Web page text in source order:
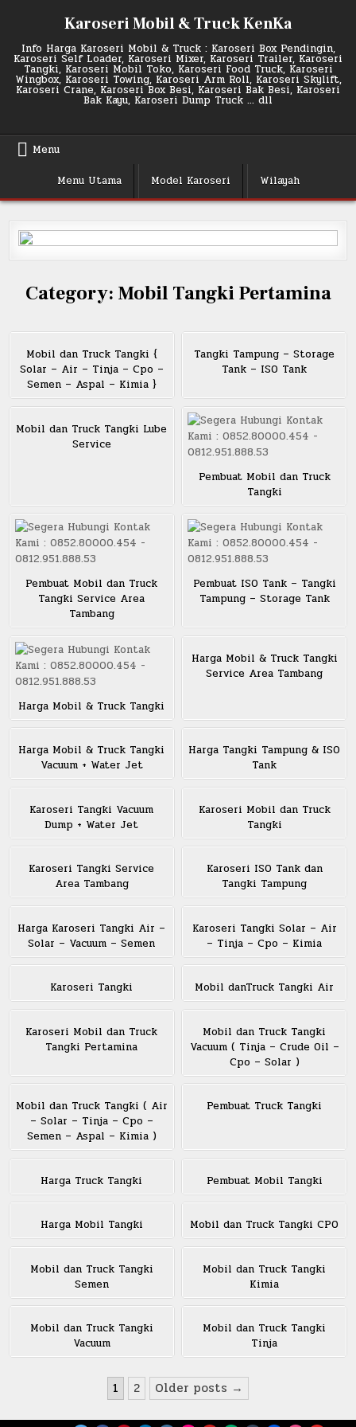
Karoseri Mobil & Truck KenKa
Info Harga Karoseri Mobil & Truck : Karoseri Box Pendingin,
Karoseri Self Loader, Karoseri Mixer, Karoseri Trailer, Karoseri
Tangki, Karoseri Mobil Toko, Karoseri Food Truck, Karoseri
Wingbox, Karoseri Towing, Karoseri Arm Roll, Karoseri Skylift,
Karoseri Crane, Karoseri Box Besi, Karoseri Bak Besi, Karoseri
Bak Kayu, Karoseri Dump Truck … dll
Menu
Menu Utama
Model Karoseri Wilayah
Category: Mobil Tangki Pertamina
Mobil dan Truck Tangki {
Solar – Air – Tinja – Cpo –
Semen – Aspal – Kimia }
Tangki Tampung – Storage
Tank – ISO Tank
Mobil dan Truck Tangki Lube
Service
Pembuat Mobil dan Truck
Tangki
Pembuat Mobil dan Truck
Tangki Service Area
Tambang
Pembuat ISO Tank – Tangki
Tampung – Storage Tank
Harga Mobil & Truck Tangki
Harga Mobil & Truck Tangki
Service Area Tambang
Harga Mobil & Truck Tangki
Vacuum + Water Jet
Harga Tangki Tampung & ISO
Tank
Karoseri Tangki Vacuum
Dump + Water Jet
Karoseri Mobil dan Truck
Tangki
Karoseri Tangki Service
Area Tambang
Karoseri ISO Tank dan
Tangki Tampung
Harga Karoseri Tangki Air –
Solar – Vacuum – Semen
Karoseri Tangki Solar – Air
– Tinja – Cpo – Kimia
Karoseri Tangki Mobil danTruck Tangki Air
Karoseri Mobil dan Truck
Tangki Pertamina
Mobil dan Truck Tangki
Vacuum ( Tinja – Crude Oil –
Cpo – Solar )
Mobil dan Truck Tangki ( Air
– Solar – Tinja – Cpo –
Semen – Aspal – Kimia )
Pembuat Truck Tangki
Harga Truck Tangki Pembuat Mobil Tangki
Harga Mobil Tangki Mobil dan Truck Tangki CPO
Mobil dan Truck Tangki
Semen
Mobil dan Truck Tangki
Kimia
Mobil dan Truck Tangki
Vacuum
Mobil dan Truck Tangki
Tinja
pagination
1 2 Older posts →